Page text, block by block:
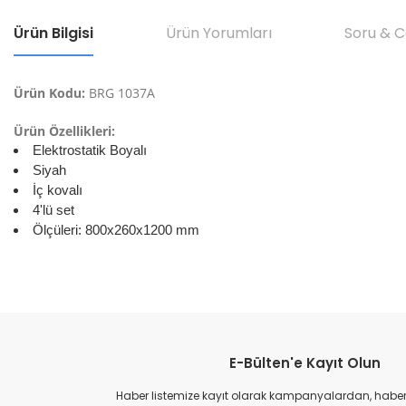
Ürün Bilgisi Ürün Yorumları Soru &
Ürün Kodu: BRG 1037A
Ürün Özellikleri:
Elektrostatik Boyalı
Siyah
İç kovalı
4'lü set
Ölçüleri: 800x260x1200 mm
Ürün resmi kalitesiz, bozuk veya görüntülenemiyor.
Ürün açıklamasında eksik bilgiler bulunuyor.
E-Bülten'e Kayıt Olun
Haber listemize kayıt olarak kampanyalardan,